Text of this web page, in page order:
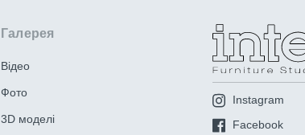
Галерея
Відео
Фото
3D моделі
Instagram
Facebook